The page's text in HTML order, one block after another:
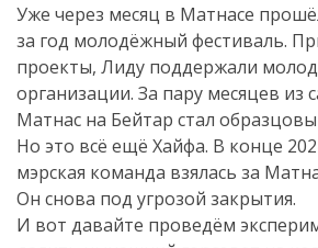
Уже через месяц в Матнасе
за год молодёжный фестиваль.
проекты, Лиду поддержали
организации. За пару месяцев из
Матнас на Бейтар стал
Но это всё ещё Хайфа. В конце
мэрская команда взялась за
Он снова под угрозой закрытия.
И вот давайте проведём